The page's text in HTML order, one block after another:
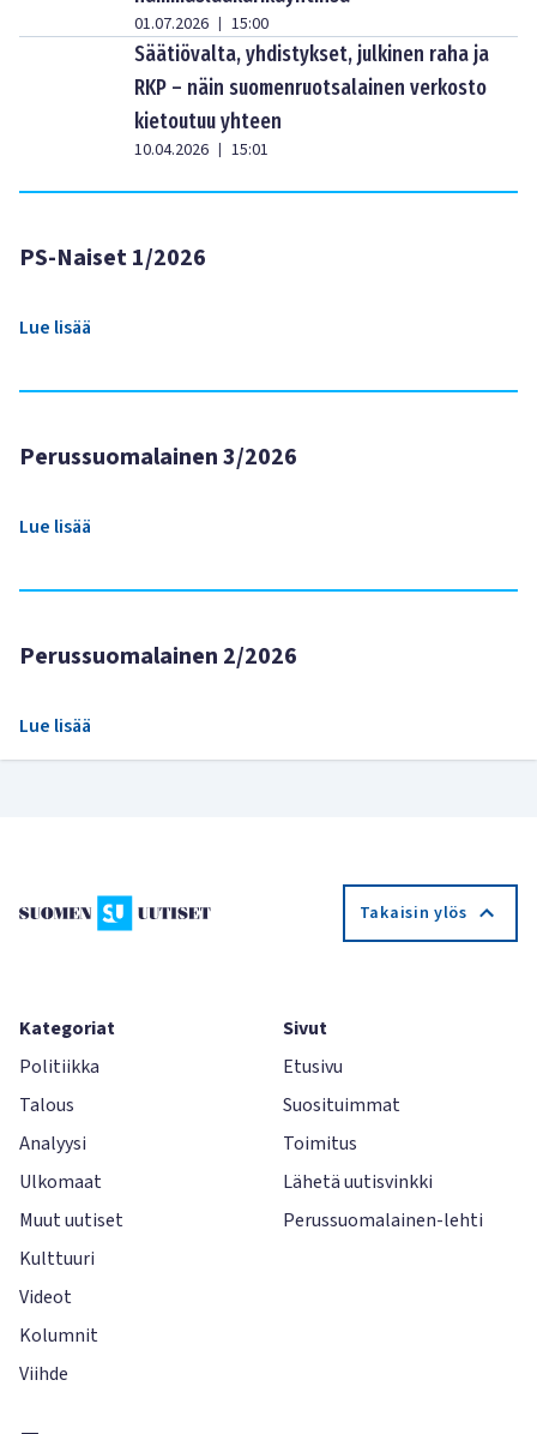
01.07.2026 | 15:00
Säätiövalta, yhdistykset, julkinen raha ja
RKP – näin suomenruotsalainen verkosto
kietoutuu yhteen
10.04.2026 | 15:01
PS-Naiset 1/2026
Lue lisää
Perussuomalainen 3/2026
Lue lisää
Perussuomalainen 2/2026
Lue lisää
Takaisin ylös
Kategoriat
Politiikka
Talous
Analyysi
Ulkomaat
Muut uutiset
Kulttuuri
Videot
Kolumnit
Viihde
Sivut
Etusivu
Suosituimmat
Toimitus
Lähetä uutisvinkki
Perussuomalainen-lehti